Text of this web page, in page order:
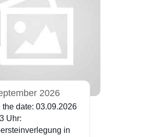
2026
the date: 03.09.2026
Uhr:
in